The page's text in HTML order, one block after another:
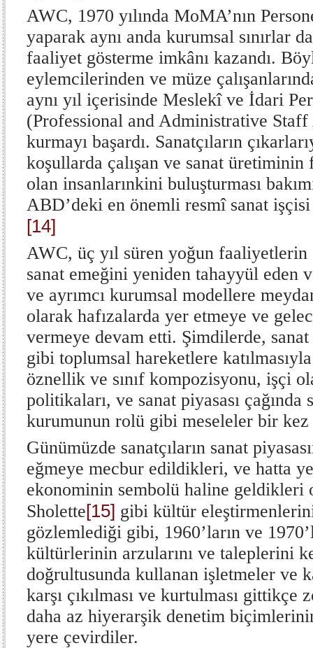
AWC, 1970 yılında MoMA’nın
yaparak aynı anda kurumsal sınırlar
faaliyet gösterme imkânı kazandı.
eylemcilerinden ve müze
aynı yıl içerisinde Meslekî ve İdari
(Professional and Administrative
kurmayı başardı. Sanatçıların
koşullarda çalışan ve sanat
olan insanlarınkini buluşturması
ABD’deki en önemli resmî sanat
[14]
AWC, üç yıl süren yoğun faaliyetlerin
sanat emeğini yeniden tahayyül eden
ve ayrımcı kurumsal modellere
olarak hafızalarda yer etmeye ve
vermeye devam etti. Şimdilerde,
gibi toplumsal hareketlere
öznellik ve sınıf kompozisyonu, işçi
politikaları, ve sanat piyasası çağında
kurumunun rolü gibi meseleler bir kez
Günümüzde sanatçıların sanat
eğmeye mecbur edildikleri, ve hatta
ekonominin sembolü haline geldikleri
Sholette[15] gibi kültür
gözlemlediği gibi, 1960’ların ve
kültürlerinin arzularını ve taleplerini
doğrultusunda kullanan işletmeler ve
karşı çıkılması ve kurtulması gittikçe
daha az hiyerarşik denetim
yere çevirdiler.